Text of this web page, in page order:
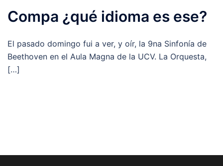
Compa ¿qué idioma es ese?
El pasado domingo fui a ver, y oír, la 9na Sinfonía de
Beethoven en el Aula Magna de la UCV. La Orquesta,
[…]